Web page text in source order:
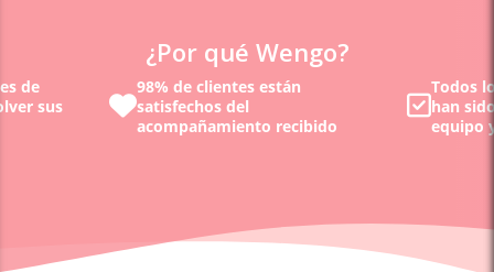
¿Por qué Wengo?
de
sus
98% de clientes están
satisfechos del
acompañamiento recibido
Todos
han
equipo